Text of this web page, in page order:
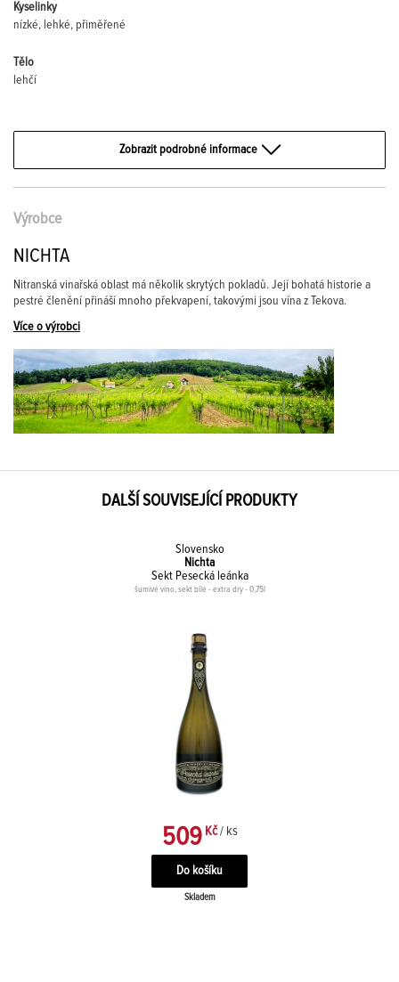
Kyselinky
nízké, lehké, přiměřené
Tělo
lehčí
Zobrazit podrobné informace
Výrobce
NICHTA
Nitranská vinařská oblast má několik skrytých pokladů. Její bohatá historie a
pestré členění přináší mnoho překvapení, takovými jsou vína z Tekova.
Více o výrobci
DALŠÍ SOUVISEJÍCÍ PRODUKTY
Slovensko
Nichta
Sekt Pesecká leánka
šumivé víno, sekt bílé - extra dry - 0,75l
509Kč / ks
Skladem